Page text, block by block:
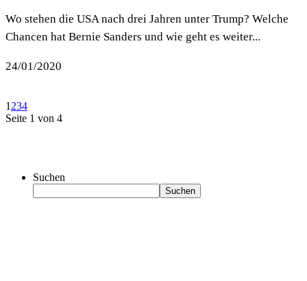
Wo stehen die USA nach drei Jahren unter Trump? Welche
Chancen hat Bernie Sanders und wie geht es weiter...
24/01/2020
1 234
Seite 1 von 4
Suchen
Suchen